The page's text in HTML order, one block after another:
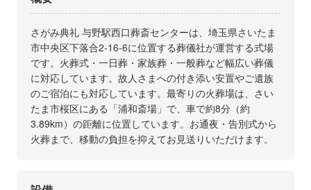
さがみ典礼 与野駅西口葬斎センターは、埼玉県さいたま
市中央区下落合2-16-6に位置する葬儀社が運営する式場
です。火葬式・一日葬・家族葬・一般葬など幅広い葬儀
に対応しています。故人さまへの付き添い安置やご遺族
のご宿泊にも対応しています。最寄りの火葬場は、さい
たま市桜区にある「浦和斎場」で、車で約8分（約
3.89km）の距離に位置しています。お通夜・告別式から
火葬まで、移動の負担を抑えてお見送りいただけます。